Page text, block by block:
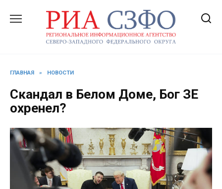
содержанию
ГЛАВНАЯ » НОВОСТИ
Скандал в Белом Доме, Бог ЗЕ
охренел?